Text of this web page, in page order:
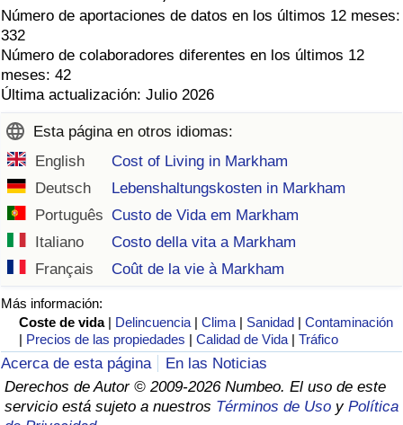
Número de aportaciones de datos en los últimos 12 meses:
332
Número de colaboradores diferentes en los últimos 12
meses: 42
Última actualización: Julio 2026
Esta página en otros idiomas:
English
Cost of Living in Markham
Deutsch
Lebenshaltungskosten in Markham
Português Custo de Vida em Markham
Italiano
Costo della vita a Markham
Français
Coût de la vie à Markham
Más información:
Coste de vida | Delincuencia |Clima | Sanidad |Contaminación
| Precios de las propiedades |Calidad de Vida |Tráfico
Acerca de esta página
En las Noticias
Derechos de Autor © 2009-2026 Numbeo. El uso de este
servicio está sujeto a nuestros Términos de Uso y Política